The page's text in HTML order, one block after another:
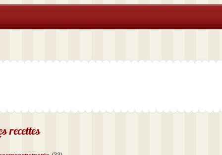
recettes